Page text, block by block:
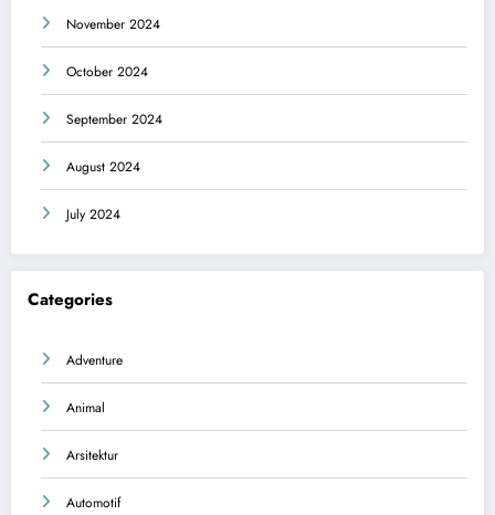
November 2024
October 2024
September 2024
August 2024
July 2024
Categories
Adventure
Animal
Arsitektur
Automotif